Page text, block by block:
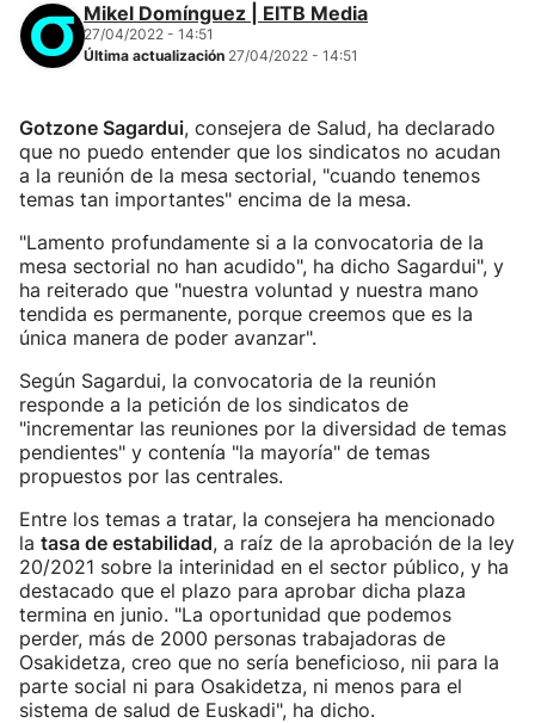
Mikel Domínguez | EITB Media
27/04/2022 - 14:51
Última actualización 27/04/2022 - 14:51
Gotzone Sagardui, consejera de Salud, ha declarado
que no puedo entender que los sindicatos no acudan
a la reunión de la mesa sectorial, "cuando tenemos
temas tan importantes" encima de la mesa.
"Lamento profundamente si a la convocatoria de la
mesa sectorial no han acudido", ha dicho Sagardui", y
ha reiterado que "nuestra voluntad y nuestra mano
tendida es permanente, porque creemos que es la
única manera de poder avanzar".
Según Sagardui, la convocatoria de la reunión
responde a la petición de los sindicatos de
"incrementar las reuniones por la diversidad de temas
pendientes" y contenía "la mayoría" de temas
propuestos por las centrales.
Entre los temas a tratar, la consejera ha mencionado
la tasa de estabilidad, a raíz de la aprobación de la ley
20/2021 sobre la interinidad en el sector público, y ha
destacado que el plazo para aprobar dicha plaza
termina en junio. "La oportunidad que podemos
perder, más de 2000 personas trabajadoras de
Osakidetza, creo que no sería beneficioso, nii para la
parte social ni para Osakidetza, ni menos para el
sistema de salud de Euskadi", ha dicho.